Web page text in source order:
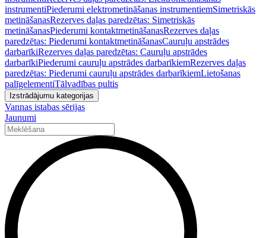
instrumentiPiederumi elektrometināšanas instrumentiemSimetriskās
metināšanasRezerves daļas paredzētas: Simetriskās
metināšanasPiederumi kontaktmetināšanasRezerves daļas
paredzētas: Piederumi kontaktmetināšanasCauruļu apstrādes
darbarīkiRezerves daļas paredzētas: Cauruļu apstrādes
darbarīkiPiederumi cauruļu apstrādes darbarīkiemRezerves daļas
paredzētas: Piederumi cauruļu apstrādes darbarīkiemLietošanas
palīgelementiTālvadības pultis
Izstrādājumu kategorijas
Vannas istabas sērijas
Jaunumi